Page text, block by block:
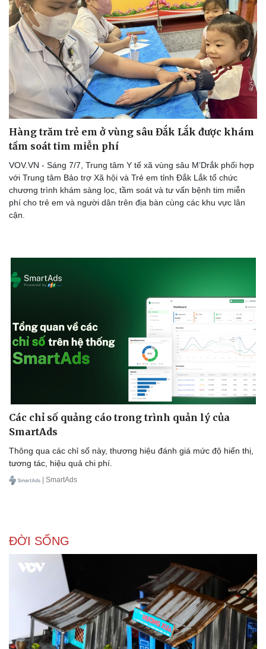
Sân khấu - Điện ảnh
Văn học
Âm nhạc
Giải trí
Nghệ sĩ
Thời trang
Sao Việt
Hàng trăm trẻ em ở vùng sâu Đắk Lắk được khám
tầm soát tim miễn phí
VOV.VN - Sáng 7/7, Trung tâm Y tế xã vùng sâu M’Drắk phối hợp
với Trung tâm Bảo trợ Xã hội và Trẻ em tỉnh Đắk Lắk tổ chức
chương trình khám sàng lọc, tầm soát và tư vấn bệnh tim miễn
phí cho trẻ em và người dân trên địa bàn cùng các khu vực lân
cận.
Các chỉ số quảng cáo trong trình quản lý của
SmartAds
Thông qua các chỉ số này, thương hiệu đánh giá mức độ hiển thị,
tương tác, hiệu quả chi phí.
| SmartAds
ĐỜI SỐNG